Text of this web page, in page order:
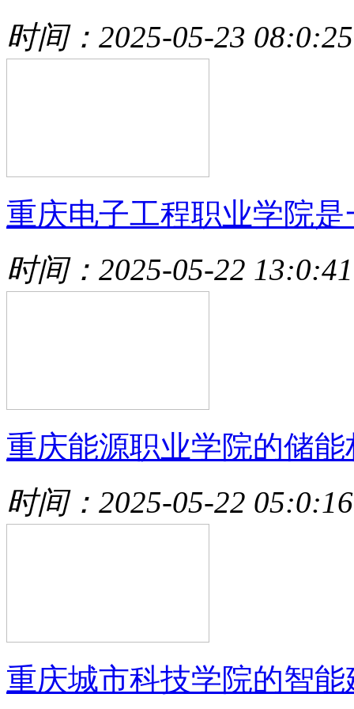
时间：2025-05-23 08:0:25
重庆电子工程职业学院是
时间：2025-05-22 13:0:41
重庆能源职业学院的储能
时间：2025-05-22 05:0:16
重庆城市科技学院的智能